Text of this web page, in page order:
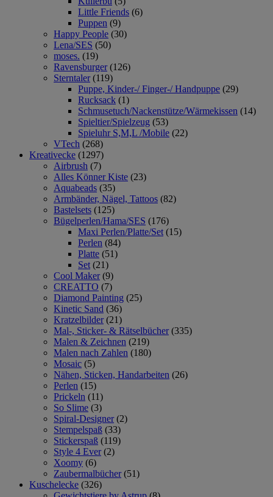
Little Friends (6)
Puppen (9)
Happy People (30)
Lena/SES (50)
moses. (19)
Ravensburger (126)
Sterntaler (119)
Puppe, Kinder-/ Finger-/ Handpuppe (29)
Rucksack (1)
Schmusetuch/Nackenstütze/Wärmekissen (14)
Spieltier/Spielzeug (53)
Spieluhr S,M,L /Mobile (22)
VTech (268)
Kreativecke (1297)
Airbrush (7)
Alles Könner Kiste (23)
Aquabeads (35)
Armbänder, Nägel, Tattoos (82)
Bastelsets (125)
Bügelperlen/Hama/SES (176)
Maxi Perlen/Platte/Set (15)
Perlen (84)
Platte (51)
Set (21)
Cool Maker (9)
CREATTO (7)
Diamond Painting (25)
Kinetic Sand (36)
Kratzelbilder (21)
Mal-, Sticker- & Rätselbücher (335)
Malen & Zeichnen (219)
Malen nach Zahlen (180)
Mosaic (5)
Nähen, Sticken, Handarbeiten (26)
Perlen (15)
Prickeln (11)
So Slime (3)
Spiral-Designer (2)
Stempelspaß (33)
Stickerspaß (119)
Style 4 Ever (2)
Xoomy (6)
Zaubermalbücher (51)
Kuschelecke (326)